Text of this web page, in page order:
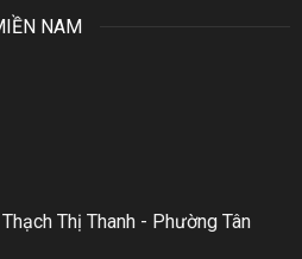
NAM
Thị Thanh - Phường Tân